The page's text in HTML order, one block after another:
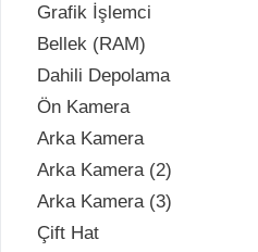
Grafik İşlemci
Bellek (RAM)
Dahili Depolama
Ön Kamera
Arka Kamera
Arka Kamera (2)
Arka Kamera (3)
Çift Hat